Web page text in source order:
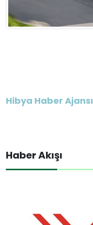
Hibya Haber Ajansı
Haber Akışı